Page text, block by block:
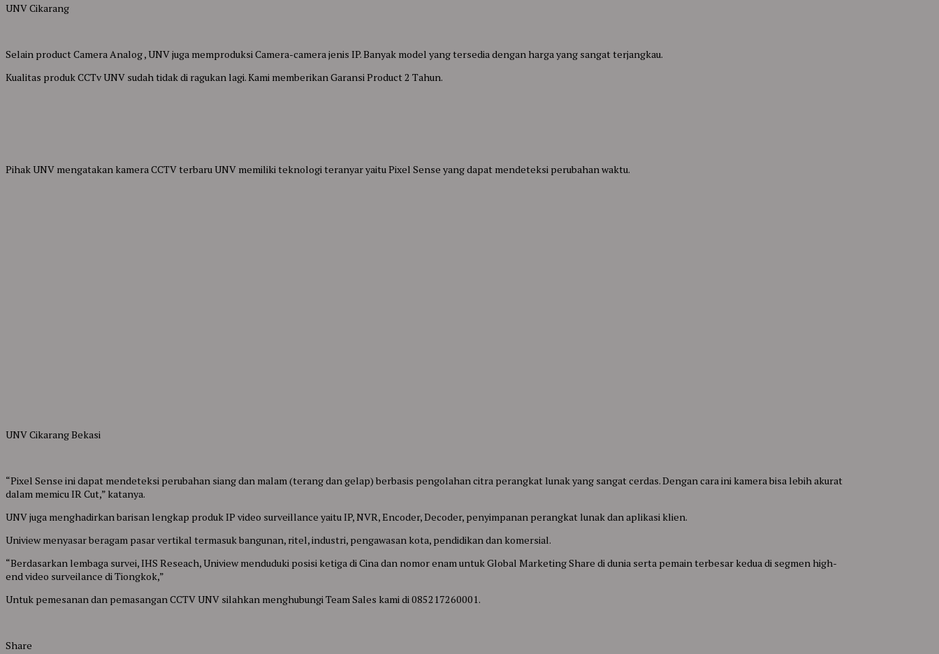
UNV Cikarang
Selain product Camera Analog , UNV juga memproduksi Camera-camera jenis IP. Banyak model yang tersedia dengan harga yang sangat terjangkau.
Kualitas produk CCTv UNV sudah tidak di ragukan lagi. Kami memberikan Garansi Product 2 Tahun.
Pihak UNV mengatakan kamera CCTV terbaru UNV memiliki teknologi teranyar yaitu Pixel Sense yang dapat mendeteksi perubahan waktu.
UNV Cikarang Bekasi
“Pixel Sense ini dapat mendeteksi perubahan siang dan malam (terang dan gelap) berbasis pengolahan citra perangkat lunak yang sangat cerdas. Dengan cara ini kamera bisa lebih akurat
dalam memicu IR Cut,” katanya.
UNV juga menghadirkan barisan lengkap produk IP video surveillance yaitu IP, NVR, Encoder, Decoder, penyimpanan perangkat lunak dan aplikasi klien.
Uniview menyasar beragam pasar vertikal termasuk bangunan, ritel, industri, pengawasan kota, pendidikan dan komersial.
“Berdasarkan lembaga survei, IHS Reseach, Uniview menduduki posisi ketiga di Cina dan nomor enam untuk Global Marketing Share di dunia serta pemain terbesar kedua di segmen high-
end video surveilance di Tiongkok,”
Untuk pemesanan dan pemasangan CCTV UNV silahkan menghubungi Team Sales kami di 085217260001.
Share